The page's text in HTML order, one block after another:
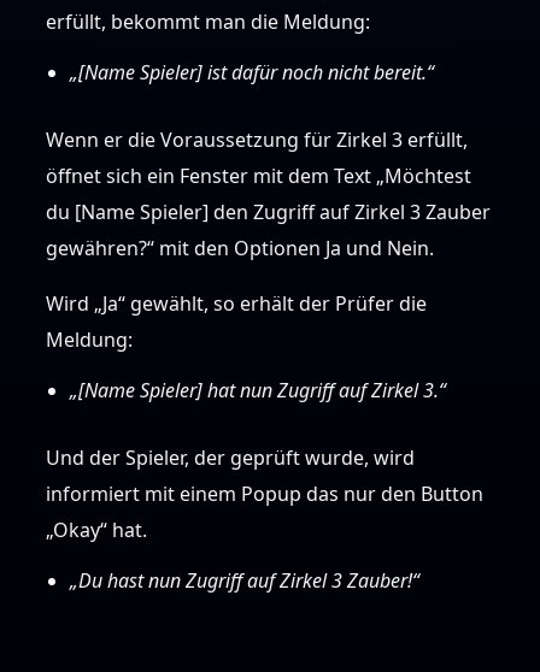
erfüllt, bekommt man die Meldung:
„[Name Spieler] ist dafür noch nicht bereit.“
Wenn er die Voraussetzung für Zirkel 3 erfüllt,
öffnet sich ein Fenster mit dem Text „Möchtest
du [Name Spieler] den Zugriff auf Zirkel 3 Zauber
gewähren?“ mit den Optionen Ja und Nein.
Wird „Ja“ gewählt, so erhält der Prüfer die
Meldung:
„[Name Spieler] hat nun Zugriff auf Zirkel 3.“
Und der Spieler, der geprüft wurde, wird
informiert mit einem Popup das nur den Button
„Okay“ hat.
„Du hast nun Zugriff auf Zirkel 3 Zauber!“